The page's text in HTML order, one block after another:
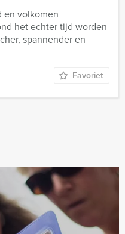
en volkomen
het echter tijd worden
spannender en
Favoriet